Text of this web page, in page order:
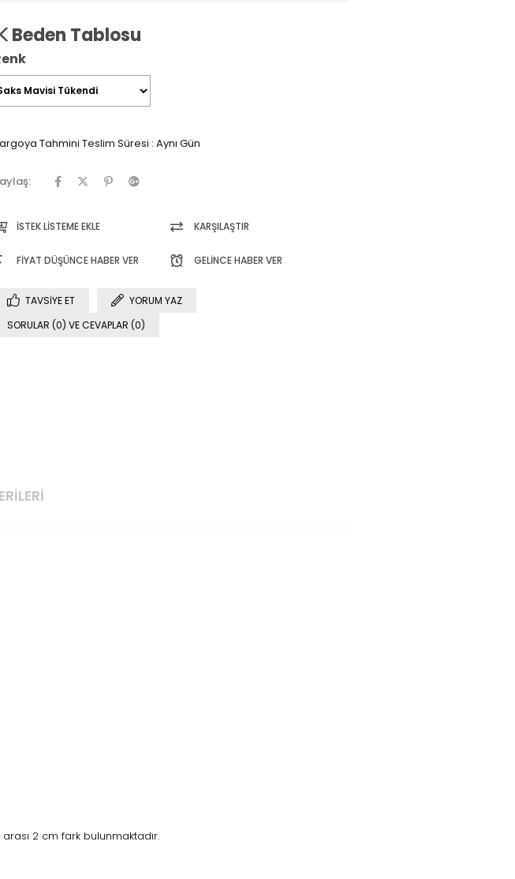
Beden Tablosu
Tahmini Teslim Süresi : Aynı Gün
İSTEK LISTEME EKLE KARŞILAŞTIR
FIYAT DÜŞÜNCE HABER VER GELINCE HABER VER
TAVSIYE ET
YORUM YAZ
SORULAR (0) VE CEVAPLAR (0)
2 cm fark bulunmaktadır.